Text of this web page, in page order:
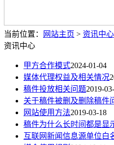
当前位置： 网站主页 > 资讯中心
资讯中心
甲方合作模式2024-01-04
媒体代理权益及相关情况
稿件投放相关问题2019-
关于稿件被删及删除稿件
网站使用方法2019-03-18
稿件为什么长时间都是显
互联网新闻信息源单位白